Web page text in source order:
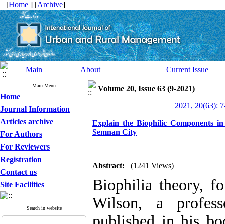
[Home ] [Archive]
Main About Current Issue
Main Menu
Home
Journal Information
Articles archive
For Authors
For Reviewers
Registration
Contact us
Site Facilities
Search in website
Volume 20, Issue 63 (9-2021)
2021, 20(63):
Explain the Biophilic Components
Semnan City
Abstract: (1241 Views)
Biophilia theory,
Wilson, a